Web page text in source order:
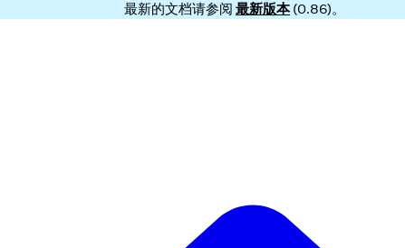
最新的文档请参阅 最新版本(0.86)。